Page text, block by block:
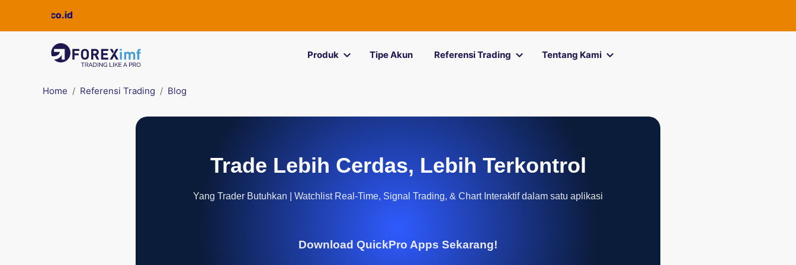
Produk Tipe Akun Referensi Trading Tentang Kami
Home Referensi Trading Blog
Trade Lebih Cerdas, Lebih Terkontrol
Yang Trader Butuhkan | Watchlist Real-Time, Signal Trading, & Chart Interaktif dalam satu aplikasi
Download QuickPro Apps Sekarang!